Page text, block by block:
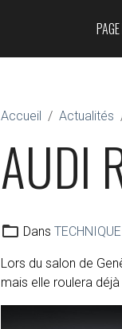
Accueil Actualités
AUDI
DansTECHNIQUE
Lors du salon de
mais elle roulera